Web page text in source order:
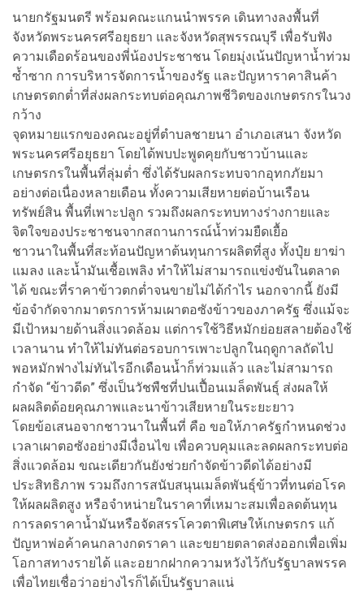
นายกรัฐมนตรี พร้อมคณะแกนนำพรรค เดินทางลงพื้นที่
จังหวัดพระนครศรีอยุธยา และจังหวัดสุพรรณบุรี เพื่อรับฟัง
ความเดือดร้อนของพี่น้องประชาชน โดยมุ่งเน้นปัญหาน้ำท่วม
ซ้ำซาก การบริหารจัดการน้ำของรัฐ และปัญหาราคาสินค้า
เกษตรตกต่ำที่ส่งผลกระทบต่อคุณภาพชีวิตของเกษตรกรในวง
กว้าง
จุดหมายแรกของคณะอยู่ที่ตำบลชายนา อำเภอเสนา จังหวัด
พระนครศรีอยุธยา โดยได้พบปะพูดคุยกับชาวบ้านและ
เกษตรกรในพื้นที่ลุ่มต่ำ ซึ่งได้รับผลกระทบจากอุทกภัยมา
อย่างต่อเนื่องหลายเดือน ทั้งความเสียหายต่อบ้านเรือน
ทรัพย์สิน พื้นที่เพาะปลูก รวมถึงผลกระทบทางร่างกายและ
จิตใจของประชาชนจากสถานการณ์น้ำท่วมยืดเยื้อ
ชาวนาในพื้นที่สะท้อนปัญหาต้นทุนการผลิตที่สูง ทั้งปุ๋ย ยาฆ่า
แมลง และน้ำมันเชื้อเพลิง ทำให้ไม่สามารถแข่งขันในตลาด
ได้ ขณะที่ราคาข้าวตกต่ำจนขายไม่ได้กำไร นอกจากนี้ ยังมี
ข้อจำกัดจากมาตรการห้ามเผาตอซังข้าวของภาครัฐ ซึ่งแม้จะ
มีเป้าหมายด้านสิ่งแวดล้อม แต่การใช้วิธีหมักย่อยสลายต้องใช้
เวลานาน ทำให้ไม่ทันต่อรอบการเพาะปลูกในฤดูกาลถัดไป
พอหมักฟางไม่ทันไรอีกเดือนน้ำก็ท่วมแล้ว และไม่สามารถ
กำจัด “ข้าวดีด” ซึ่งเป็นวัชพืชที่ปนเปื้อนเมล็ดพันธุ์ ส่งผลให้
ผลผลิตด้อยคุณภาพและนาข้าวเสียหายในระยะยาว
โดยข้อเสนอจากชาวนาในพื้นที่ คือ ขอให้ภาครัฐกำหนดช่วง
เวลาเผาตอซังอย่างมีเงื่อนไข เพื่อควบคุมและลดผลกระทบต่อ
สิ่งแวดล้อม ขณะเดียวกันยังช่วยกำจัดข้าวดีดได้อย่างมี
ประสิทธิภาพ รวมถึงการสนับสนุนเมล็ดพันธุ์ข้าวที่ทนต่อโรค
ให้ผลผลิตสูง หรือจำหน่ายในราคาที่เหมาะสมเพื่อลดต้นทุน
การลดราคาน้ำมันหรือจัดสรรโควตาพิเศษให้เกษตรกร แก้
ปัญหาพ่อค้าคนกลางกดราคา และขยายตลาดส่งออกเพื่อเพิ่ม
โอกาสทางรายได้ และอยากฝากความหวังไว้กับรัฐบาลพรรค
เพื่อไทยเชื่อว่าอย่างไรก็ได้เป็นรัฐบาลแน่